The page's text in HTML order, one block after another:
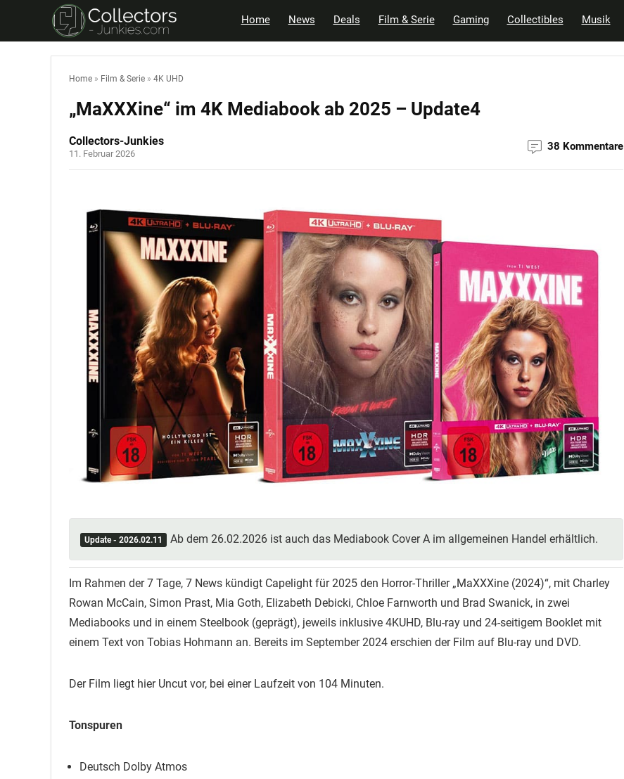
Home News Deals Film & Serie Gaming Collectibles Musik
Home » Film & Serie » 4K UHD
„MaXXXine“ im 4K Mediabook ab 2025 – Update4
Collectors-Junkies
11. Februar 2026
38 Kommentare
Update - 2026.02.11 Ab dem 26.02.2026 ist auch das Mediabook Cover A im allgemeinen Handel erhältlich.
Im Rahmen der 7 Tage, 7 News kündigt Capelight für 2025 den Horror-Thriller „MaXXXine (2024)“, mit Charley
Rowan McCain, Simon Prast, Mia Goth, Elizabeth Debicki, Chloe Farnworth und Brad Swanick, in zwei
Mediabooks und in einem Steelbook (geprägt), jeweils inklusive 4KUHD, Blu-ray und 24-seitigem Booklet mit
einem Text von Tobias Hohmann an. Bereits im September 2024 erschien der Film auf Blu-ray und DVD.
Der Film liegt hier Uncut vor, bei einer Laufzeit von 104 Minuten.
Tonspuren
Deutsch Dolby Atmos